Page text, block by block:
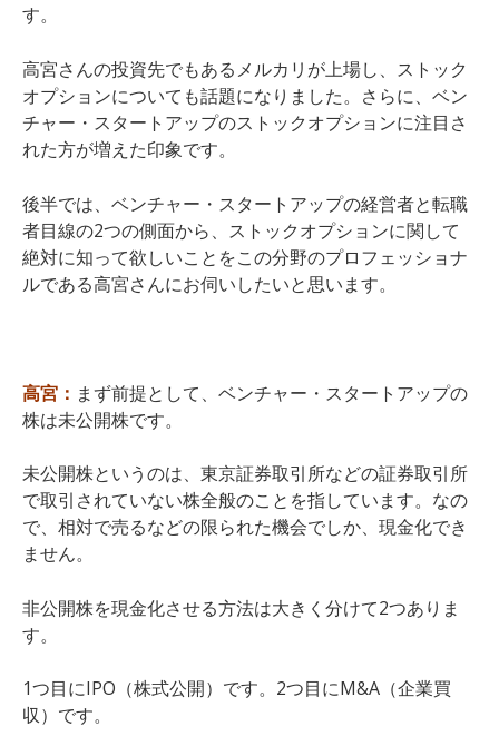
す。
高宮さんの投資先でもあるメルカリが上場し、ストック
オプションについても話題になりました。さらに、ベン
チャー・スタートアップのストックオプションに注目さ
れた方が増えた印象です。
後半では、ベンチャー・スタートアップの経営者と転職
者目線の2つの側面から、ストックオプションに関して
絶対に知って欲しいことをこの分野のプロフェッショナ
ルである高宮さんにお伺いしたいと思います。
高宮： まず前提として、ベンチャー・スタートアップの
株は未公開株です。
未公開株というのは、東京証券取引所などの証券取引所
で取引されていない株全般のことを指しています。なの
で、相対で売るなどの限られた機会でしか、現金化でき
ません。
非公開株を現金化させる方法は大きく分けて2つありま
す。
1つ目にIPO（株式公開）です。2つ目にM&A（企業買
収）です。